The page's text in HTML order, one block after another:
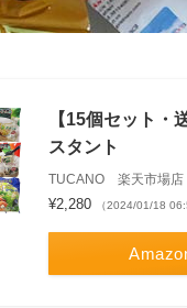
【15個セット・
スタント
TUCANO 楽天市場店
¥2,280 （2024/01/18